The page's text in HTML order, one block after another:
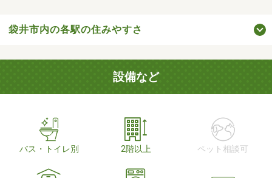
袋井市内の各駅の住みやすさ
設備など
バス・トイレ別 2階以上 ペット相談可